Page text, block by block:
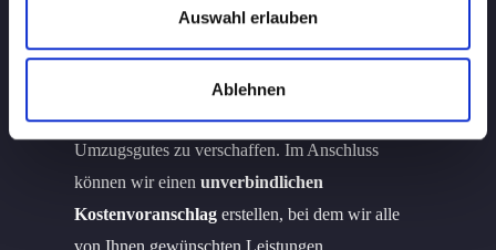
Auswahl erlauben
Ablehnen
Ihr Umzug wird langfristig im Voraus geplant
und beginnt mit einem persönlichen Termin bei
Ihnen vor Ort. Diesen nutzen wir, um uns einen
Überblick über die Art und das Volumen Ihres
Umzugsgutes zu verschaffen. Im Anschluss
können wir einenunverbindlichen
Kostenvoranschlag erstellen, bei dem wir alle